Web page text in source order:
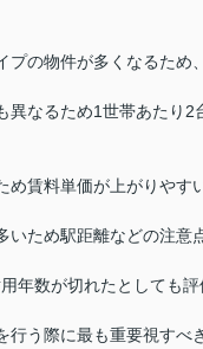
の物件が多くなるため
異なるため1世帯あたり
賃料単価が上がりやす
ため駅距離などの注意
年数が切れたとしても
う際に最も重要視すべ